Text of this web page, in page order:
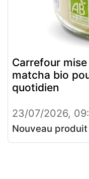
Carrefour
matcha bio
quotidien
23/07/2026,
Nouveau produit